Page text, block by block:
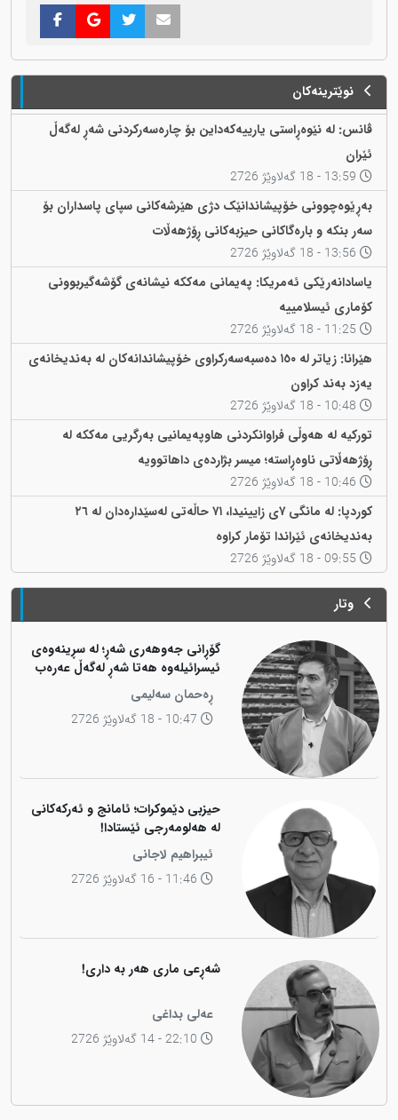
نوێترینەکان
ڤانس: لە نێوەڕاستی یارییەکەداین بۆ چارەسەرکردنی شەڕ لەگەڵ
ئێران
بەڕێوەچوونی خۆپیشاندانێک دژی هێرشەکانی سپای پاسداران بۆ
سەر بنکە و بارەگاکانی حیزبەکانی ڕۆژهەڵات
یاسادانەرێکی ئەمریکا: پەیمانی مەککە نیشانەی گۆشەگیربوونی
کۆماری ئیسلامییە
هێرانا: زیاتر لە ١٥٠ دەسبەسەرکراوی خۆپیشاندانەکان لە بەندیخانەی
یەزد بەند کراون
تورکیە لە هەوڵی فراوانکردنی هاوپەیمانیی بەرگریی مەککە لە
ڕۆژهەڵاتی ناوەڕاستە؛ میسر بژاردەی داهاتوویە
کوردپا: لە مانگی ٧ی زایینیدا، ٧١ حاڵەتی لەسێدارەدان لە ٢٦
بەندیخانەی ئێراندا تۆمار کراوە
وتار
گۆڕانی جەوهەری شەڕ؛ لە سڕینەوەی
ئیسرائیلەوە هەتا شەڕ لەگەڵ عەرەب
ڕەحمان سەلیمی
حیزبی دێموکرات؛ ئامانج و ئەرکەکانی
لە هەلومەرجی ئێستادا!
ئیبراهیم لاجانی
شەڕعی ماری هەر بە داری!
عەلی بداغی